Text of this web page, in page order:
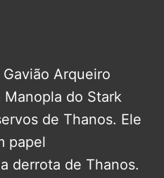
Arqueiro
do Stark
de Thanos. Ele
papel
derrota de Thanos.